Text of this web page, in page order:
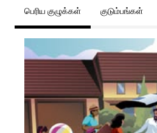
பெரிய குழுக்கள் குடும்பங்கள்